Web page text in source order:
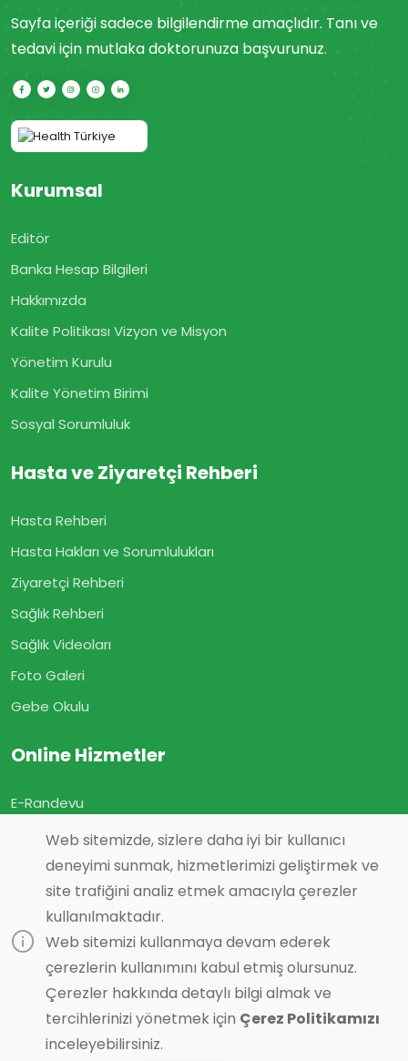
Web sitemizde, sizlere daha iyi bir kullanıcı
deneyimi sunmak, hizmetlerimizi geliştirmek ve
site trafiğini analiz etmek amacıyla çerezler
kullanılmaktadır.
Web sitemizi kullanmaya devam ederek
çerezlerin kullanımını kabul etmiş olursunuz.
Çerezler hakkında detaylı bilgi almak ve
tercihlerinizi yönetmek için Çerez Politikamızı
inceleyebilirsiniz.
Sayfa içeriği sadece bilgilendirme amaçlıdır. Tanı ve
tedavi için mutlaka doktorunuza başvurunuz.
Kurumsal
Editör
Banka Hesap Bilgileri
Hakkımızda
Kalite Politikası Vizyon ve Misyon
Yönetim Kurulu
Kalite Yönetim Birimi
Sosyal Sorumluluk
Hasta ve Ziyaretçi Rehberi
Hasta Rehberi
Hasta Hakları ve Sorumlulukları
Ziyaretçi Rehberi
Sağlık Rehberi
Sağlık Videoları
Foto Galeri
Gebe Okulu
Online Hizmetler
E-Randevu
E-Sonuç
E-Geçmiş Olsun
Görüş ve Önerileriniz
Online Muayene
Son Güncelleme : 07.08.2026 16:04
© 2023 Tasarım ve Yazılım: